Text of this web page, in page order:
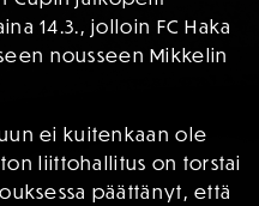
14.3., jolloin FC Haka
nousseen Mikkelin
ei kuitenkaan ole
liittohallitus on torstai
päättänyt, että